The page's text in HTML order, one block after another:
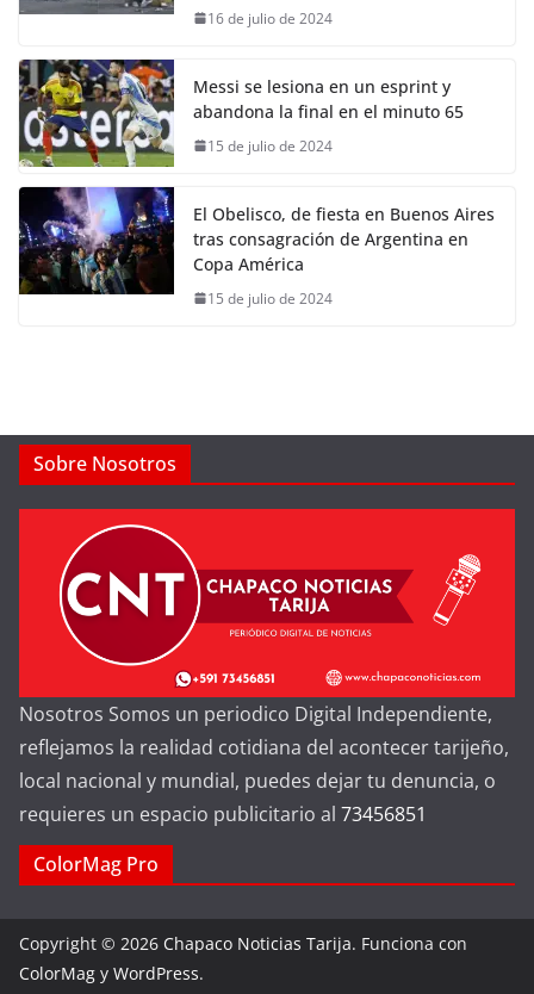
16 de julio de 2024
Messi se lesiona en un esprint y
abandona la final en el minuto 65
15 de julio de 2024
El Obelisco, de fiesta en Buenos Aires
tras consagración de Argentina en
Copa América
15 de julio de 2024
Sobre Nosotros
Nosotros Somos un periodico Digital Independiente,
reflejamos la realidad cotidiana del acontecer tarijeño,
local nacional y mundial, puedes dejar tu denuncia, o
requieres un espacio publicitario al 73456851
ColorMag Pro
Copyright © 2026 Chapaco Noticias Tarija. Funciona con
ColorMag y WordPress.